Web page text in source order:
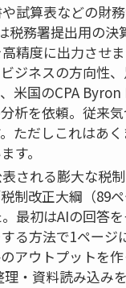
試算表などの財
税務署提出用の
精度に出力させ
ジネスの方向性
米国のCPA
析を依頼。従来
ただしこれはあ
す。
表される膨大な税
制改正大綱（89
最初はAIの回答
る方法で1ペー
アウトプットを
・資料読み込み